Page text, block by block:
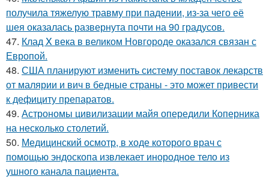
получила тяжелую травму при падении, из-за чего её
шея оказалась развернута почти на 90 градусов.
47. Клад X века в великом Новгороде оказался связан с
Европой.
48. США планируют изменить систему поставок лекарств
от малярии и вич в бедные страны - это может привести
к дефициту препаратов.
49. Астрономы цивилизации майя опередили Коперника
на несколько столетий.
50. Медицинский осмотр, в ходе которого врач с
помощью эндоскопа извлекает инородное тело из
ушного канала пациента.